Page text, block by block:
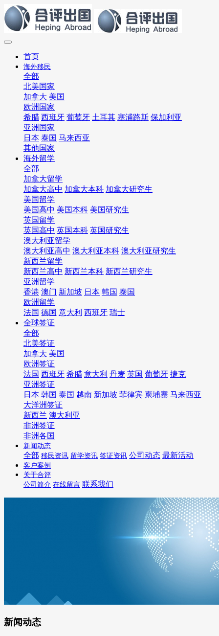
首页
海外移民
全部
北美国家
加拿大 美国
欧洲国家
希腊 西班牙 葡萄牙 土耳其 塞浦路斯 保加利亚
亚洲国家
日本 泰国 马来西亚
其他国家
海外留学
全部
加拿大留学
加拿大高中 加拿大本科 加拿大研究生
美国留学
美国高中 美国本科 美国研究生
英国留学
英国高中 英国本科 英国研究生
澳大利亚留学
澳大利亚高中 澳大利亚本科 澳大利亚研究生
新西兰留学
新西兰高中 新西兰本科 新西兰研究生
亚洲留学
香港 澳门 新加坡 日本 韩国 泰国
欧洲留学
法国 德国 意大利 西班牙 瑞士
全球签证
全部
北美签证
加拿大 美国
欧洲签证
法国 西班牙 希腊 意大利 丹麦 英国 葡萄牙 捷克
亚洲签证
日本 韩国 泰国 越南 新加坡 菲律宾 柬埔寨 马来西亚
大洋洲签证
新西兰 澳大利亚
非洲签证
非洲各国
新闻动态
全部 移民资讯 留学资讯 签证资讯 公司动态 最新活动
客户案例
关于合评
公司简介 在线留言 联系我们
新闻动态